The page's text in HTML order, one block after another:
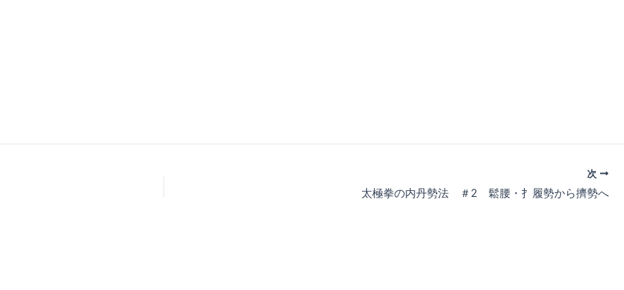
次
太極拳の内丹勢法 ＃2 鬆腰・扌履勢から擠勢へ